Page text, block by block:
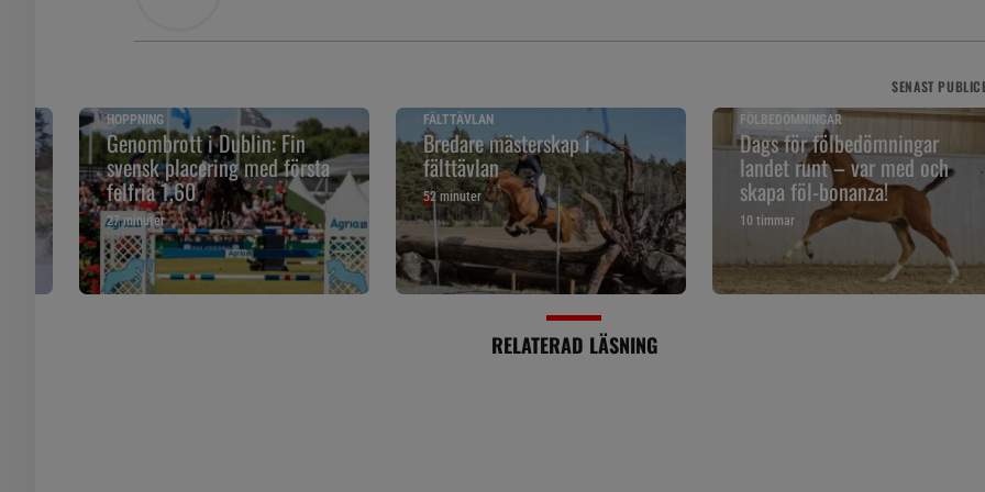
SENAST
HOPPNING
Genombrott i Dublin: Fin
svensk placering med första
felfria 1,60
27 minuter
FÄLTTÄVLAN
Bredare mästerskap i
fälttävlan
52 minuter
FÖLBEDÖMNINGAR
Dags för fölbedömningar
landet runt – var med och
skapa föl-bonanza!
10 timmar
RELATERAD LÄSNING